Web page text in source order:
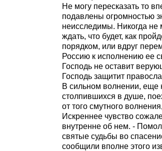
Не могу пересказать то
подавлены огромностью
неисследимы. Никогда не
ждать, что будет, как
порядком, или вдруг
Россию к исполнению ее
Господь не оставит
Господь защитит
В сильном волнении, еще
столпившихся в душе,
от того смутного
Искреннее чувство
внутренне об нем. -
святые судьбы во
сообщили вполне этого